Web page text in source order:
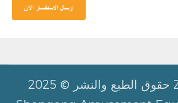
إرسال الاستفسار الآن
حقوق الطبع والنشر © 2025 Zhengzhou